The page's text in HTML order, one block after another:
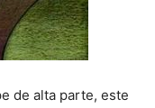
de alta parte, este